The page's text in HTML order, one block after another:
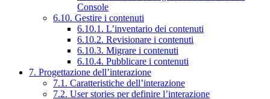
Console
6.10. Gestire i contenuti
6.10.1. L’inventario dei contenuti
6.10.2. Revisionare i contenuti
6.10.3. Migrare i contenuti
6.10.4. Pubblicare i contenuti
7. Progettazione dell’interazione
7.1. Caratteristiche dell’interazione
7.2. User stories per definire l’interazione